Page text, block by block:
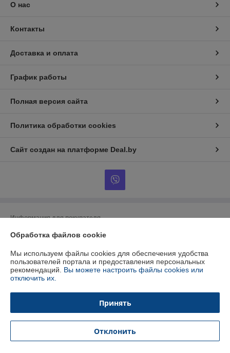
О нас
Контакты
Доставка и оплата
График работы
Полная версия сайта
Политика обработки cookies
Сайт создан на платформе Deal.by
Информация для покупателя
Юридическое лицо:ООО "БУРАН-Техно"
Регистрационный номер ЕГР: 192412723
УНП: 192412723
Регистрационный орган: Минский горисполком
Дата регистрации компании: 26.01.2015
Ссылка на свидетельство/лицензию
Местонахождение книги жалоб и предложений: Ул.Будславская, 21 п19
Обработка файлов cookie
Мы используем файлы cookies для обеспечения удобства
пользователей портала и предоставления персональных
рекомендаций. Вы можете настроить файлы cookies или
отключить их.
Принять
Отклонить